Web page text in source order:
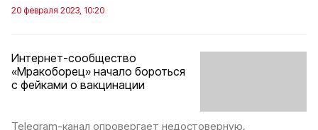
20 февраля 2023, 10:20
Интернет-сообщество
«Мракоборец» начало бороться
с фейками о вакцинации
Telegram-канал опровергает недостоверную,